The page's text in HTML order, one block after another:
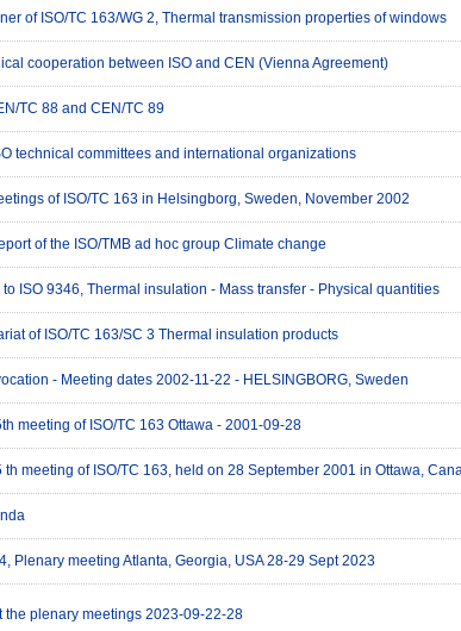
of ISO/TC 163/WG 2, Thermal transmission properties of windows
cooperation between ISO and CEN (Vienna Agreement)
TC 88 and CEN/TC 89
technical committees and international organizations
of ISO/TC 163 in Helsingborg, Sweden, November 2002
of the ISO/TMB ad hoc group Climate change
ISO 9346, Thermal insulation - Mass transfer - Physical quantities
of ISO/TC 163/SC 3 Thermal insulation products
- Meeting dates 2002-11-22 - HELSINGBORG, Sweden
meeting of ISO/TC 163 Ottawa - 2001-09-28
th meeting of ISO/TC 163, held on 28 September 2001 in Ottawa,
Plenary meeting Atlanta, Georgia, USA 28-29 Sept 2023
the plenary meetings 2023-09-22-28